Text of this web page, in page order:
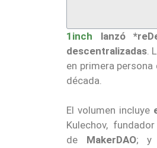
1inch lanzó
descentralizadas .
en primera
década.
El volumen incluye
Kulechov,
de MakerDAO; y